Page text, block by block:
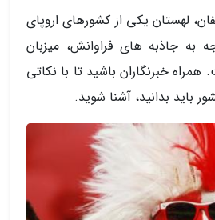
لهستان یکی از کشورهای اروپای
به جاذبه های فراوانش، میزبان
خبرنگاران باشید تا با نکاتی
باید بدانید، آشنا شوید.